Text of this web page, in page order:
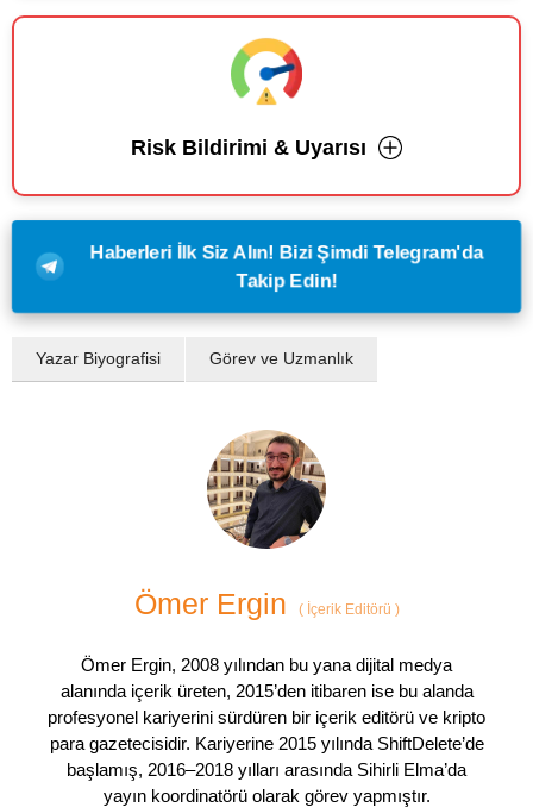
Risk Bildirimi & Uyarısı
Haberleri İlk Siz Alın! Bizi Şimdi Telegram'da
Takip Edin!
Yazar Biyografisi Görev ve Uzmanlık
Ömer Ergin (İçerik Editörü )
Ömer Ergin, 2008 yılından bu yana dijital medya
alanında içerik üreten, 2015’den itibaren ise bu alanda
profesyonel kariyerini sürdüren bir içerik editörü ve kripto
para gazetecisidir. Kariyerine 2015 yılında ShiftDelete’de
başlamış, 2016–2018 yılları arasında Sihirli Elma’da
yayın koordinatörü olarak görev yapmıştır.